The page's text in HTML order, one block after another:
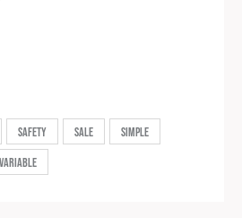
Safety Sale
Simple
Variable